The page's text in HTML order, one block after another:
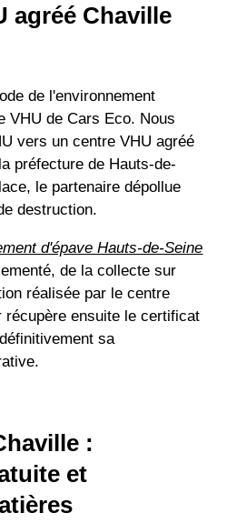
agréé Chaville
de l'environnement
VHU de Cars Eco. Nous
vers un centre VHU agréé
préfecture de Hauts-de-
le partenaire dépollue
destruction.
d'épave Hauts-de-Seine
de la collecte sur
réalisée par le centre
récupère ensuite le certificat
sa
:
et